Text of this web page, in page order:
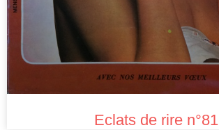
Eclats de rire n°81